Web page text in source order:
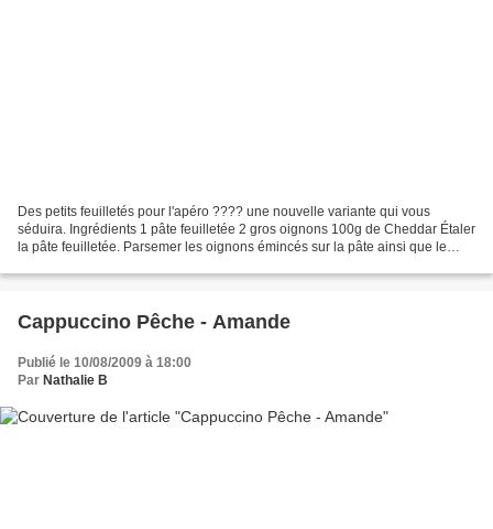
Des petits feuilletés pour l'apéro ???? une nouvelle variante qui vous
séduira. Ingrédients 1 pâte feuilletée 2 gros oignons 100g de Cheddar Étaler
la pâte feuilletée. Parsemer les oignons émincés sur la pâte ainsi que le
Cappuccino Pêche - Amande
Publié le 10/08/2009 à 18:00
Par Nathalie B